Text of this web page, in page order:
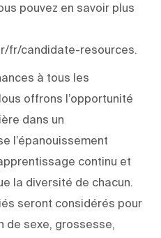
pouvez en savoir plus
fr/candidate-resources.
à tous les
offrons l’opportunité
dans un
l’épanouissement
continu et
la diversité de chacun.
seront considérés pour
de sexe, grossesse,